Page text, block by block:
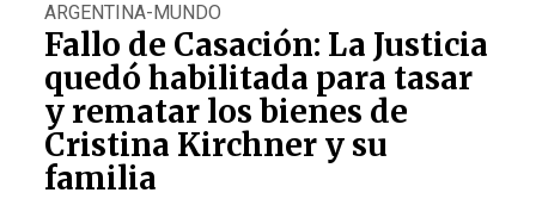
ARGENTINA-MUNDO
Fallo de Casación: La Justicia
quedó habilitada para tasar
y rematar los bienes de
Cristina Kirchner y su
familia